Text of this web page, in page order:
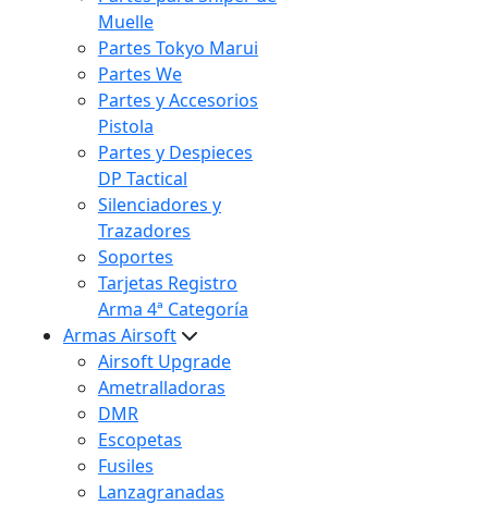
Muelle
Partes Tokyo Marui
Partes We
Partes y Accesorios
Pistola
Partes y Despieces
DP Tactical
Silenciadores y
Trazadores
Soportes
Tarjetas Registro
Arma 4ª Categoría
Armas Airsoft
Airsoft Upgrade
Ametralladoras
DMR
Escopetas
Fusiles
Lanzagranadas